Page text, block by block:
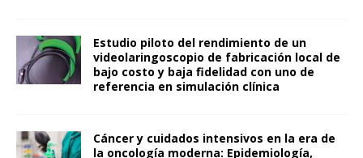
Estudio piloto del rendimiento de un
videolaringoscopio de fabricación local de
bajo costo y baja fidelidad con uno de
referencia en simulación clínica
Cáncer y cuidados intensivos en la era de
la oncología moderna: Epidemiología,